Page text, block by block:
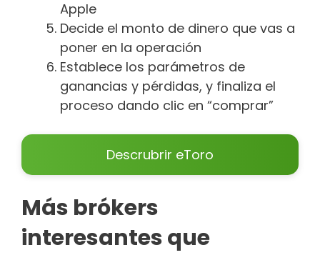
Apple
Decide el monto de dinero que vas a
poner en la operación
Establece los parámetros de
ganancias y pérdidas, y finaliza el
proceso dando clic en “comprar”
Descrubrir eToro
Más brókers
interesantes que